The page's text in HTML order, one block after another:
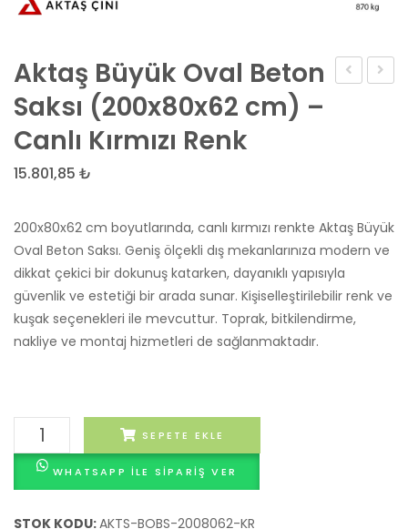
–
Doğal
Gri
Renk
cm)
–
Gri
Aktaş Büyük Oval Beton
Saksı (200x80x62 cm) –
Canlı Kırmızı Renk
15.801,85 ₺
200x80x62 cm boyutlarında, canlı kırmızı renkte Aktaş Büyük
Oval Beton Saksı. Geniş ölçekli dış mekanlarınıza modern ve
dikkat çekici bir dokunuş katarken, dayanıklı yapısıyla
güvenlik ve estetiği bir arada sunar. Kişiselleştirilebilir renk ve
kuşak seçenekleri ile mevcuttur. Toprak, bitkilendirme,
nakliye ve montaj hizmetleri de sağlanmaktadır.
Aktaş
Büyük
Oval
Saksı
SEPETE EKLE
WHATSAPP ILE SIPARIŞ VER
STOK KODU:AKTS-BOBS-2008062-KR